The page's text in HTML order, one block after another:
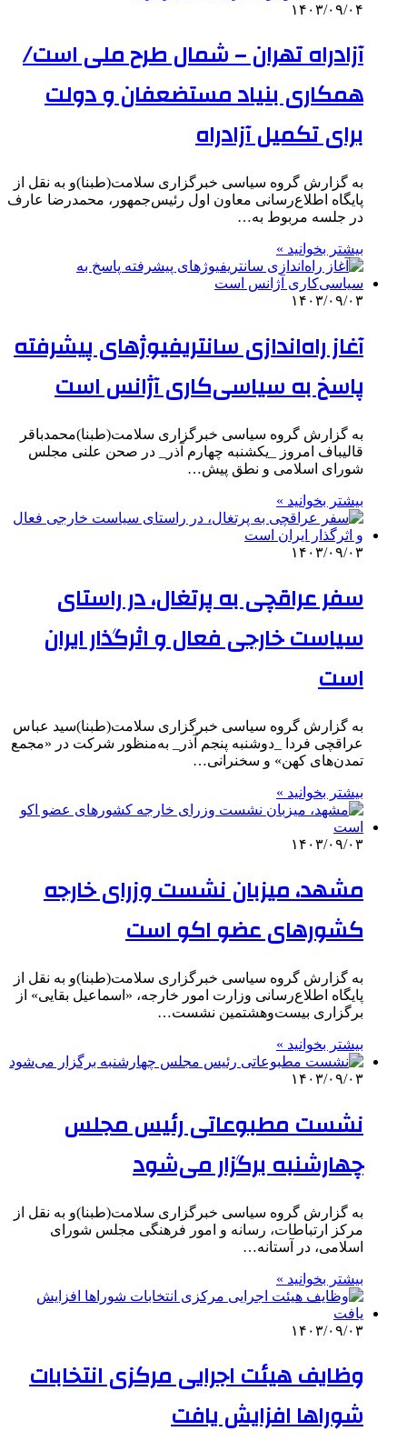
۱۴۰۳/۰۹/۰۴
آزادراه تهران – شمال طرح ملی است/
همکاری بنیاد مستضعفان و دولت
برای تکمیل آزادراه
به گزارش گروه سیاسی خبرگزاری سلامت(طبنا)و به نقل از
پایگاه اطلاع‌رسانی معاون اول رئیس‌جمهور، محمدرضا عارف
در جلسه مربوط به…
بیشتر بخوانید »
۱۴۰۳/۰۹/۰۳
آغاز راه‌اندازی سانتریفیوژهای پیشرفته
پاسخ به سیاسی‌کاری آژانس است
به گزارش گروه سیاسی خبرگزاری سلامت(طبنا)محمدباقر
قالیباف امروز _یکشنبه چهارم آذر_ در صحن علنی مجلس
شورای اسلامی و نطق پیش…
بیشتر بخوانید »
۱۴۰۳/۰۹/۰۳
سفر عراقچی به پرتغال، در راستای
سیاست خارجی فعال و اثرگذار ایران
است
به گزارش گروه سیاسی خبرگزاری سلامت(طبنا)سید عباس
عراقچی فردا _دوشنبه پنجم آذر_ به‌منظور شرکت در «مجمع
تمدن‌های کهن» و سخنرانی…
بیشتر بخوانید »
۱۴۰۳/۰۹/۰۳
مشهد، میزبان نشست وزرای خارجه
کشورهای عضو اکو است
به گزارش گروه سیاسی خبرگزاری سلامت(طبنا)و به نقل از
پایگاه اطلاع‌رسانی وزارت امور خارجه، «اسماعیل بقایی» از
برگزاری بیست‌وهشتمین نشست…
بیشتر بخوانید »
۱۴۰۳/۰۹/۰۳
نشست مطبوعاتی رئیس مجلس
چهارشنبه برگزار می‌شود
به گزارش گروه سیاسی خبرگزاری سلامت(طبنا)و به نقل از
مرکز ارتباطات، رسانه و امور فرهنگی مجلس شورای
اسلامی، در آستانه…
بیشتر بخوانید »
۱۴۰۳/۰۹/۰۳
وظایف هیئت اجرایی مرکزی انتخابات
شوراها افزایش یافت